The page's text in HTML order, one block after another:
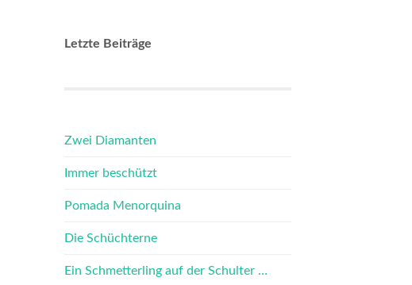
Letzte Beiträge
Zwei Diamanten
Immer beschützt
Pomada Menorquina
Die Schüchterne
Ein Schmetterling auf der Schulter …